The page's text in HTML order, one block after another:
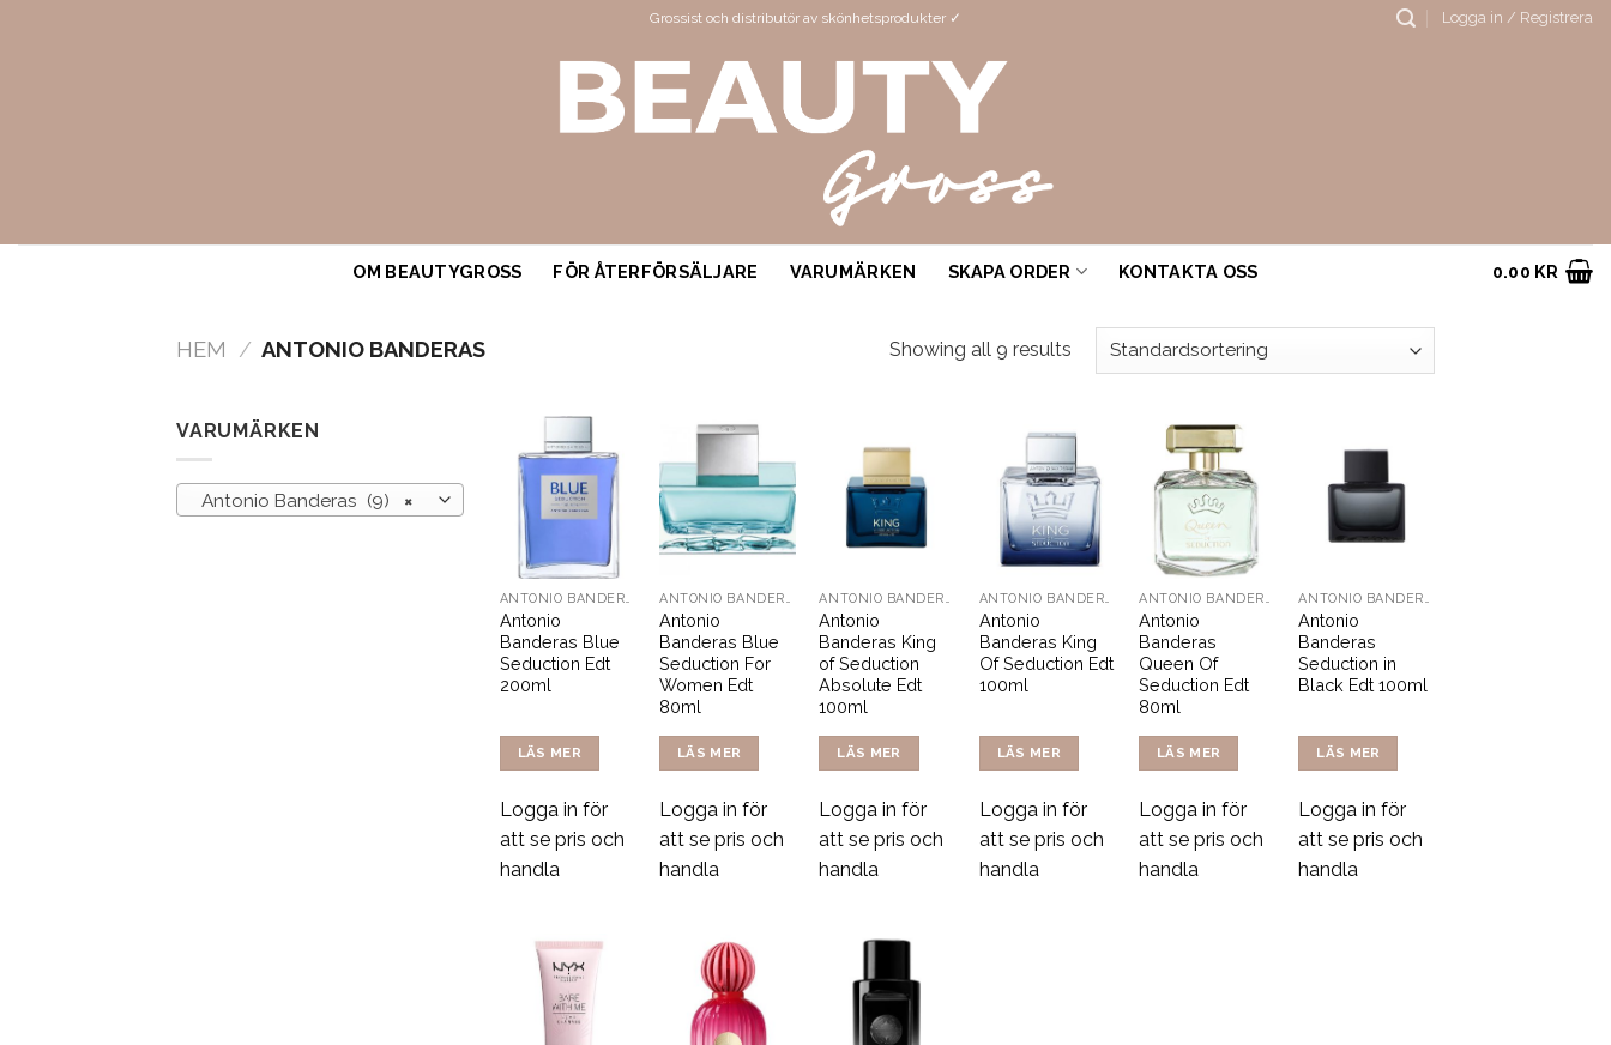
Grossist och distributör av skönhetsprodukter ✓ Logga in / Registrera
OM BEAUTYGROSS FÖR ÅTERFÖRSÄLJARE VARUMÄRKEN SKAPA ORDER KONTAKTA OSS 0.00 KR
HEM / ANTONIO BANDERAS Showing all 9 results
VARUMÄRKEN
×
Antonio Banderas (9)
ANTONIO BANDERAS
Antonio
Banderas Blue
Seduction Edt
200ml
LÄS MER
Logga in för
att se pris och
handla
ANTONIO BANDERAS
Antonio
Banderas Blue
Seduction For
Women Edt
80ml
LÄS MER
Logga in för
att se pris och
handla
ANTONIO BANDERAS
Antonio
Banderas King
of Seduction
Absolute Edt
100ml
LÄS MER
Logga in för
att se pris och
handla
ANTONIO BANDERAS
Antonio
Banderas King
Of Seduction Edt
100ml
LÄS MER
Logga in för
att se pris och
handla
ANTONIO BANDERAS
Antonio
Banderas
Queen Of
Seduction Edt
80ml
LÄS MER
Logga in för
att se pris och
handla
ANTONIO BANDERAS
Antonio
Banderas
Seduction in
Black Edt 100ml
LÄS MER
Logga in för
att se pris och
handla